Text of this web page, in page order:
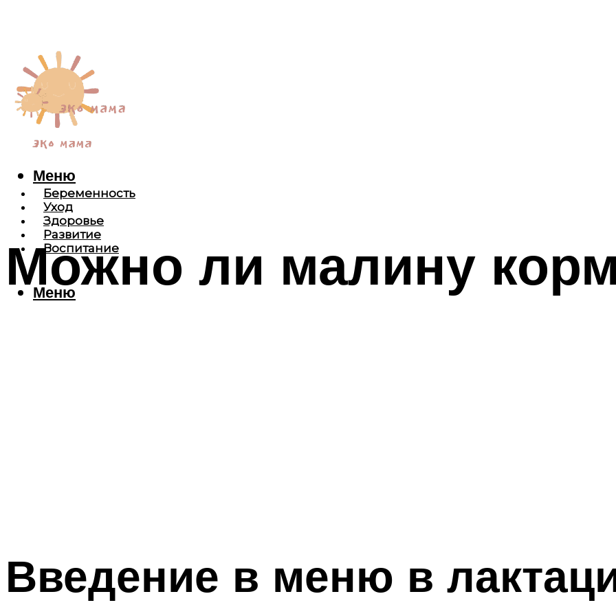
Беременность
Уход
Здоровье
Развитие
Воспитание
Меню
Меню
Можно ли малину
Введение в меню в